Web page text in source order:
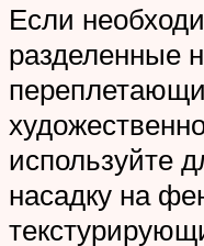
Если
разделенные
используйте
насадку на